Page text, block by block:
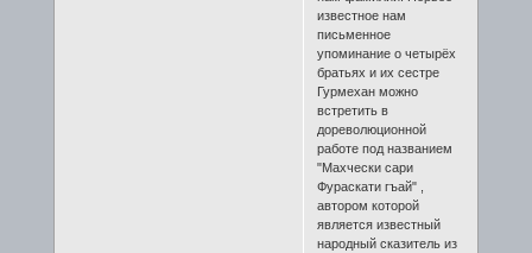
известное нам
письменное
упоминание о четырёх
братьях и их сестре
Гурмехан можно
встретить в
дореволюционной
работе под названием
"Махчески сари
Фураскати гъай" ,
автором которой
является известный
народный сказитель из